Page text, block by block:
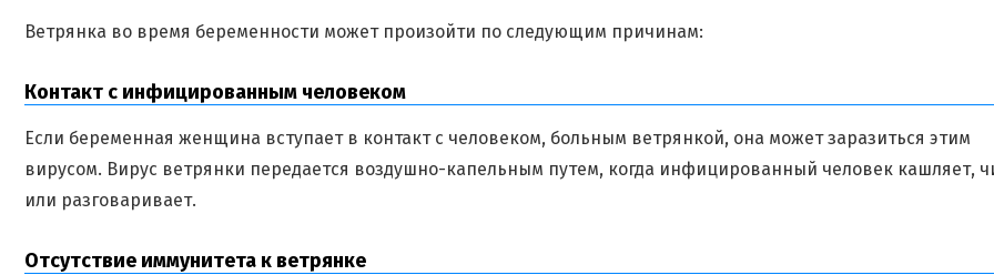
Ветрянка во время беременности может произойти по следующим причинам:
Контакт с инфицированным человеком
Если беременная женщина вступает в контакт с человеком, больным ветрянкой, она может заразиться этим
вирусом. Вирус ветрянки передается воздушно-капельным путем, когда инфицированный человек кашляет,
или разговаривает.
Отсутствие иммунитета к ветрянке